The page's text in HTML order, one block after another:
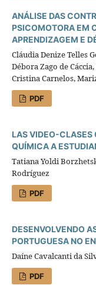
ANÁLISE DAS
PSICOMOTORA EM
APRENDIZAGEM E
Cláudia Denize Telles
Débora Zago de
Cristina Carnelos,
PDF
LAS VIDEO-CLASES
QUÍMICA A
Tatiana Yoldi
Rodríguez
PDF
DESENVOLVENDO
PORTUGUESA NO
Daíne Cavalcanti da
PDF